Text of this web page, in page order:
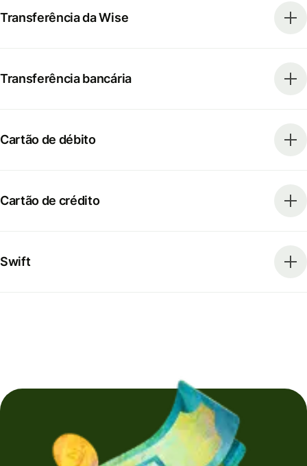
Transferência da Wise
Transferência bancária
Cartão de débito
Cartão de crédito
Swift